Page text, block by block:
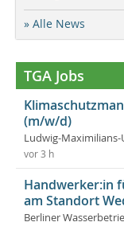
» Alle News
TGA Jobs
(m/w/d)
Ludwig-
vor 3 h
Handwerker:in
am Standort
Berliner